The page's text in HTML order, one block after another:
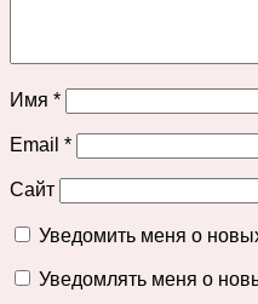
Имя *
Email *
Сайт
Уведомить меня о
Уведомлять меня о